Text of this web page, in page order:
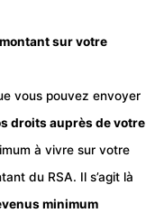
sur votre
vous pouvez envoyer
droits auprès de votre
à vivre sur votre
du RSA. Il s’agit là
minimum